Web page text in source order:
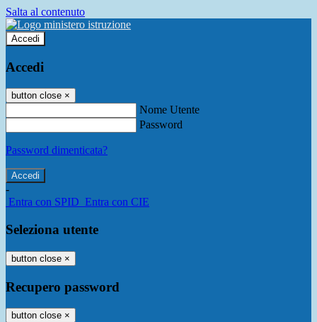
Salta al contenuto
Accedi
Accedi
button close ×
Nome Utente
Password
Password dimenticata?
-
Entra con SPID Entra con CIE
Seleziona utente
button close ×
Recupero password
button close ×